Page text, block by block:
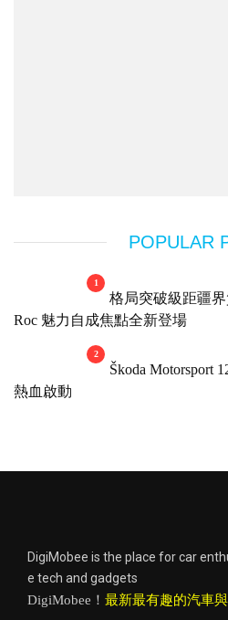
POPULAR
1
格局突破級距疆界
Roc 魅力自成焦點全新登場
2
Škoda Motorsport
熱血啟動
DigiMobee is the place for car
e tech and gadgets
DigiMobee！ 最新最有趣的汽車